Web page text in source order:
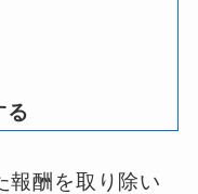
る
報酬を取り除い